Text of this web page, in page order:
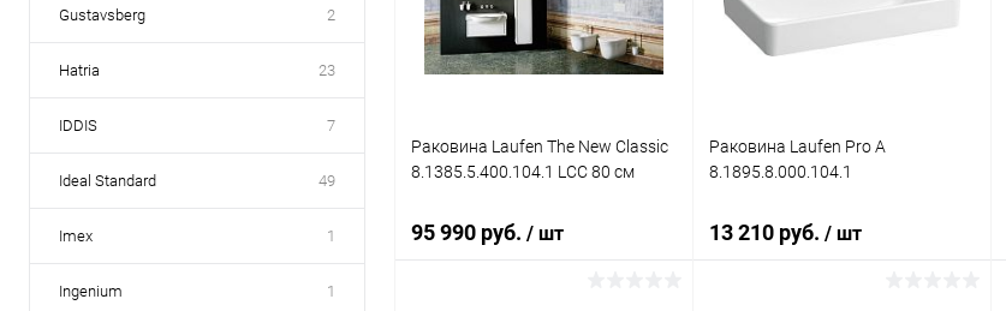
Gustavsberg 2
Hatria 23
IDDIS 7
Ideal Standard 49
Imex 1
Ingenium 1
В избранное Под заказ В избранное
Раковина Laufen The New Classic
8.1385.5.400.104.1 LCC 80 см
95 990 руб. / шт
Раковина Laufen Pro A
8.1895.8.000.104.1
13 210 руб. / шт